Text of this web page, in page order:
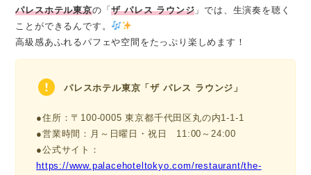
パレスホテル東京の「ザ パレス ラウンジ 」では、生演奏を聴く
ことができるんです。
高級感あふれるパフェや空間をたっぷり楽しめます！
パレスホテル東京「ザ パレス ラウンジ」
●住所：〒100-0005 東京都千代田区丸の内1-1-1
●営業時間：月～日曜日・祝日 11:00～24:00
●公式サイト：
https://www.palacehoteltokyo.com/restaurant/the-